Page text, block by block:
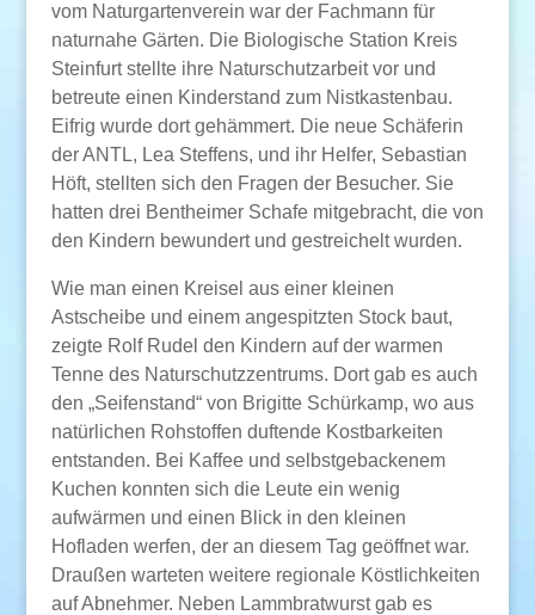
vom Naturgartenverein war der Fachmann für
naturnahe Gärten. Die Biologische Station Kreis
Steinfurt stellte ihre Naturschutzarbeit vor und
betreute einen Kinderstand zum Nistkastenbau.
Eifrig wurde dort gehämmert. Die neue Schäferin
der ANTL, Lea Steffens, und ihr Helfer, Sebastian
Höft, stellten sich den Fragen der Besucher. Sie
hatten drei Bentheimer Schafe mitgebracht, die von
den Kindern bewundert und gestreichelt wurden.
Wie man einen Kreisel aus einer kleinen
Astscheibe und einem angespitzten Stock baut,
zeigte Rolf Rudel den Kindern auf der warmen
Tenne des Naturschutzzentrums. Dort gab es auch
den „Seifenstand“ von Brigitte Schürkamp, wo aus
natürlichen Rohstoffen duftende Kostbarkeiten
entstanden. Bei Kaffee und selbstgebackenem
Kuchen konnten sich die Leute ein wenig
aufwärmen und einen Blick in den kleinen
Hofladen werfen, der an diesem Tag geöffnet war.
Draußen warteten weitere regionale Köstlichkeiten
auf Abnehmer. Neben Lammbratwurst gab es